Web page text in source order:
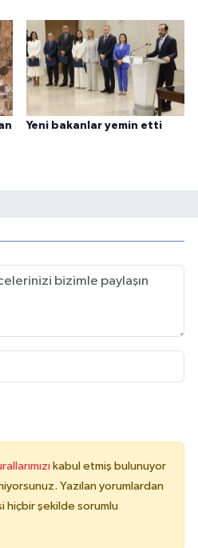
Yeni bakanlar yemin etti
kabul etmiş bulunuyor
Yazılan yorumlardan
hiçbir şekilde sorumlu